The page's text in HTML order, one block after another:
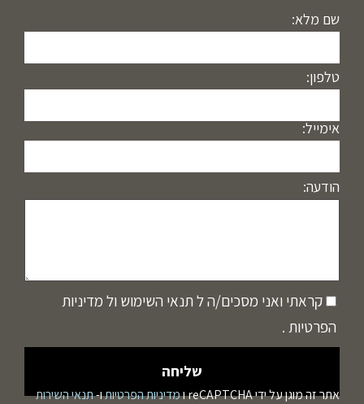
שם מלא:
טלפון:
אימייל:
הודעה:
קראתי ואני מסכים/ה ל תנאי השימוש ול מדיניות
הפרטיות .
אתר זה מוגן על ידי reCAPTCHA ו מדיניות הפרטיותו-תנאי השירות